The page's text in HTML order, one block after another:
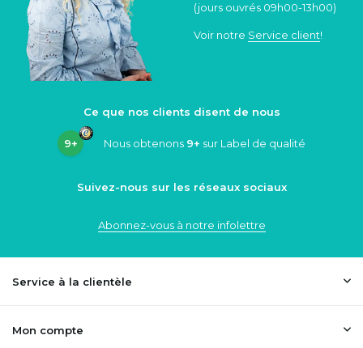
(jours ouvrés 09h00-13h00)
Voir notre Service client!
Ce que nos clients disent de nous
9+ Nous obtenons 9+ sur Label de qualité
Suivez-nous sur les réseaux sociaux
Abonnez-vous à notre infolettre
Service à la clientèle
Mon compte